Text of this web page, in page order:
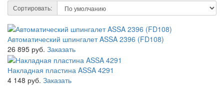
Сортировать:
Автоматический шпингалет ASSA 2396 (FD108)
26 895 руб. Заказать
Накладная пластина ASSA 4291
4 148 руб. Заказать